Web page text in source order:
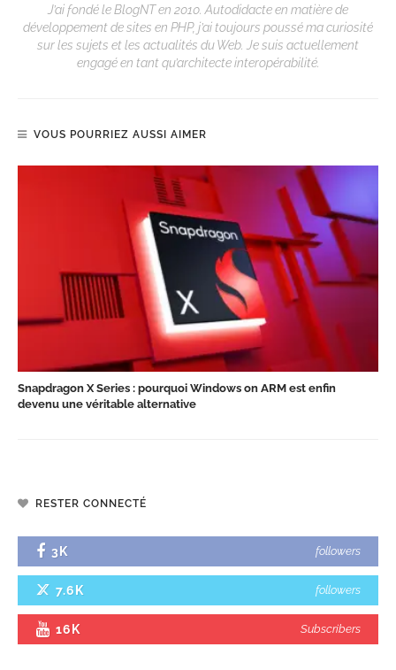
J’ai fondé le BlogNT en 2010. Autodidacte en matière de
développement de sites en PHP, j’ai toujours poussé ma curiosité
sur les sujets et les actualités du Web. Je suis actuellement
engagé en tant qu’architecte interopérabilité.
VOUS POURRIEZ AUSSI AIMER
Snapdragon X Series : pourquoi Windows on ARM est enfin
devenu une véritable alternative
RESTER CONNECTÉ
3K followers
7.6K followers
16K Subscribers